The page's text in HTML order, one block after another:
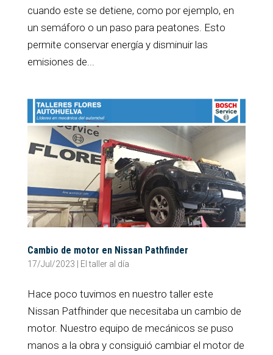
cuando este se detiene, como por ejemplo, en
un semáforo o un paso para peatones. Esto
permite conservar energía y disminuir las
emisiones de...
Cambio de motor en Nissan Pathfinder
17/Jul/2023 El taller al día
Hace poco tuvimos en nuestro taller este
Nissan Patfhinder que necesitaba un cambio de
motor. Nuestro equipo de mecánicos se puso
manos a la obra y consiguió cambiar el motor de